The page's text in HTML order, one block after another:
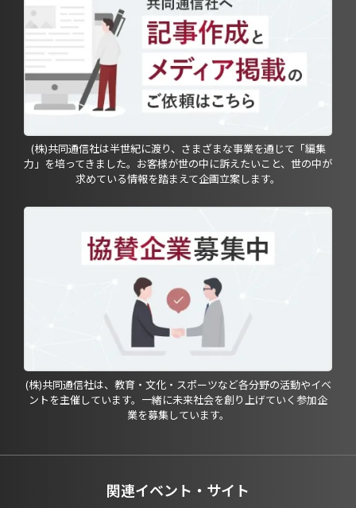
(株)共同通信社は半世紀に渡り、さまざまな事業を通じて「編集
力」を培ってきました。お客様が世の中に訴えたいこと、世の中が
求めている情報を踏まえて企画立案します。
(株)共同通信社は、教育・文化・スポーツなど各分野の活動やイベ
ントを主催しています。一緒に未来社会を創り上げていく参加企
業を募集しています。
関連イベント・サイト